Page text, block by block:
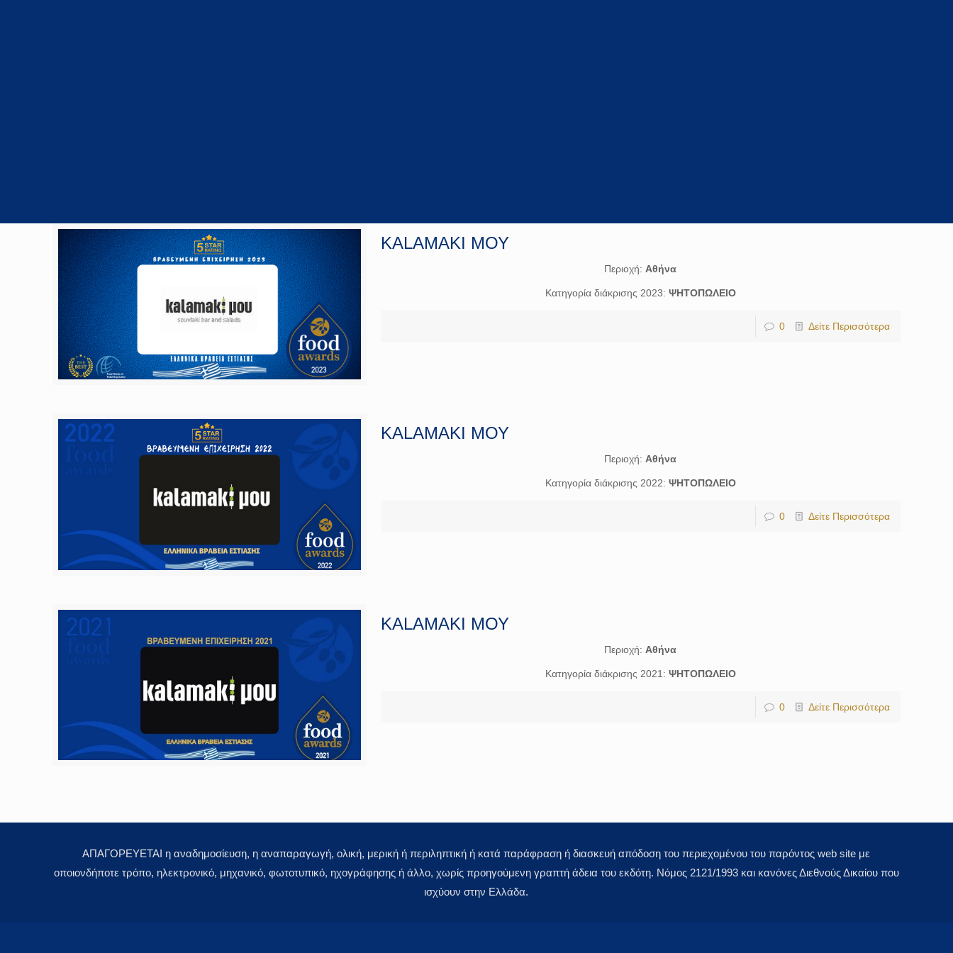
KALAMAKI ΜΟΥ
Περιοχή: Αθήνα
Κατηγορία διάκρισης 2023: ΨΗΤΟΠΩΛΕΙΟ
0 Δείτε Περισσότερα
KALAMAKI ΜΟΥ
Περιοχή:Αθήνα
Κατηγορία διάκρισης 2022: ΨΗΤΟΠΩΛΕΙΟ
0 Δείτε Περισσότερα
KALAMAKI ΜΟΥ
Περιοχή: Αθήνα
Κατηγορία διάκρισης 2021: ΨΗΤΟΠΩΛΕΙΟ
0 Δείτε Περισσότερα
ΑΠΑΓΟΡΕΥΕΤΑΙ η αναδημοσίευση, η αναπαραγωγή, ολική, μερική ή περιληπτική ή κατά παράφραση ή διασκευή απόδοση του περιεχομένου του παρόντος web site με
οποιονδήποτε τρόπο, ηλεκτρονικό, μηχανικό, φωτοτυπικό, ηχογράφησης ή άλλο, χωρίς προηγούμενη γραπτή άδεια του εκδότη. Νόμος 2121/1993 και κανόνες Διεθνούς Δικαίου που
ισχύουν στην Ελλάδα.